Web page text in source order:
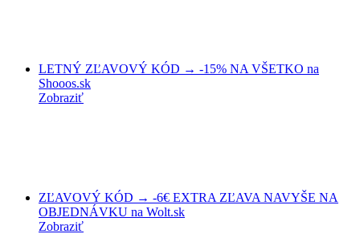
LETNÝ ZĽAVOVÝ KÓD → -15% NA VŠETKO na
Shooos.sk
Zobraziť
ZĽAVOVÝ KÓD → -6€ EXTRA ZĽAVA NAVYŠE NA
OBJEDNÁVKU na Wolt.sk
Zobraziť